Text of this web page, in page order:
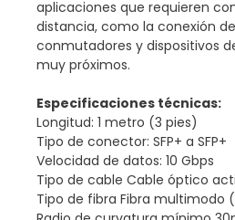
aplicaciones que requieren
distancia, como la conexión
conmutadores y dispositivos
muy próximos.
Especificaciones técnicas:
Longitud: 1 metro (3 pies)
Tipo de conector: SFP+ a SFP+
Velocidad de datos: 10 Gbps
Tipo de cable Cable óptico
Tipo de fibra Fibra multimodo